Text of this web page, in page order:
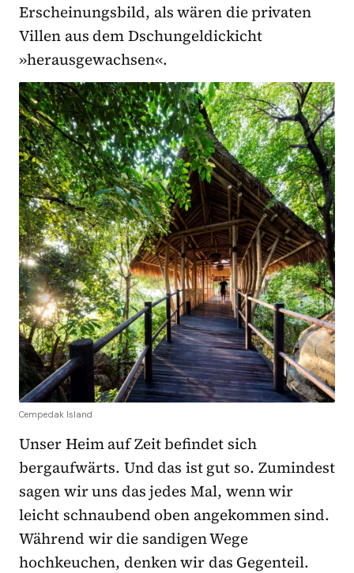
Erscheinungsbild, als wären die privaten
Villen aus dem Dschungeldickicht
»herausgewachsen«.
Cempedak Island
Unser Heim auf Zeit befindet sich
bergaufwärts. Und das ist gut so. Zumindest
sagen wir uns das jedes Mal, wenn wir
leicht schnaubend oben angekommen sind.
Während wir die sandigen Wege
hochkeuchen, denken wir das Gegenteil.